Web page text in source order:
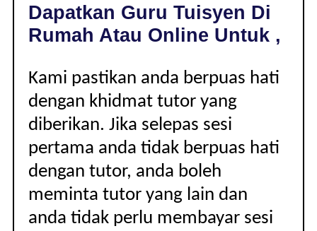
Dapatkan Guru Tuisyen Di
Rumah Atau Online Untuk ,
Kami pastikan anda berpuas hati
dengan khidmat tutor yang
diberikan. Jika selepas sesi
pertama anda tidak berpuas hati
dengan tutor, anda boleh
meminta tutor yang lain dan
anda tidak perlu membayar sesi